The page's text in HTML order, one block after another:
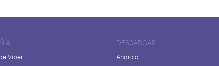
Viber
DESCARGAR
Android